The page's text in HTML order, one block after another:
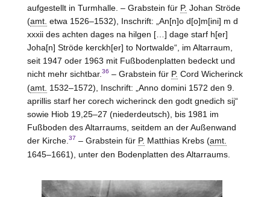
aufgestellt in Turmhalle. – Grabstein für P. Johan Ströde
(amt. etwa 1526–1532), Inschrift: „An[n]o d[o]m[ini] m d
xxxii des achten dages na hilgen […] dage starf h[er]
Joha[n] Ströde kerckh[er] to Nortwalde“, im Altarraum,
seit 1947 oder 1963 mit Fußbodenplatten bedeckt und
nicht mehr sichtbar. 36 – Grabstein für P. Cord Wicherinck
(amt. 1532–1572), Inschrift: „Anno domini 1572 den 9.
aprillis starf her corech wicherinck den godt gnedich sij“
sowie Hiob 19,25–27 (niederdeutsch), bis 1981 im
Fußboden des Altarraums, seitdem an der Außenwand
der Kirche. 37 – Grabstein für P. Matthias Krebs (amt.
1645–1661), unter den Bodenplatten des Altarraums.